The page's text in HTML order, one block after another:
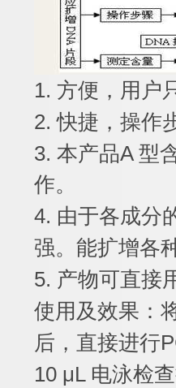
1. 方便，用户
2.快捷，操作
3. 本产品A 型
作。
4. 由于各成分
强。能扩增各
5. 产物可直接
使用及效果：
后，直接进行
10 μL 电泳检